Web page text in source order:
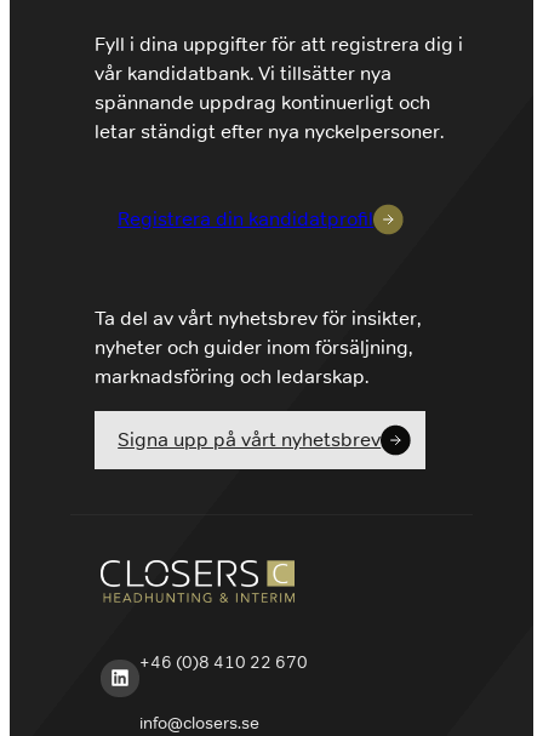
Fyll i dina uppgifter för att registrera dig i
vår kandidatbank. Vi tillsätter nya
spännande uppdrag kontinuerligt och
letar ständigt efter nya nyckelpersoner.
Registrera din kandidatprofil
Ta del av vårt nyhetsbrev för insikter,
nyheter och guider inom försäljning,
marknadsföring och ledarskap.
Signa upp på vårt nyhetsbrev
LinkedIn
+46 (0)8 410 22 670
info@closers.se